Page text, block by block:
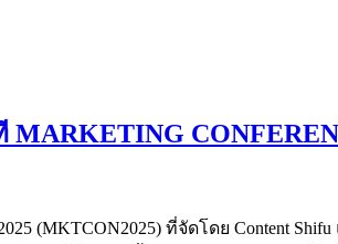
(MKTCON2025) ที่จัดโดย Content